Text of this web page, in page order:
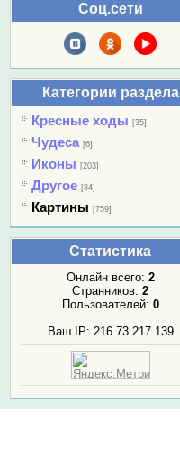
Соц.сети
Категории раздела
Кресные ходы [35]
Чудеса [6]
Иконы [203]
Другое [84]
Картины [759]
Статистика
Онлайн всего: 2
Странников: 2
Пользователей: 0
Ваш IP: 216.73.217.139